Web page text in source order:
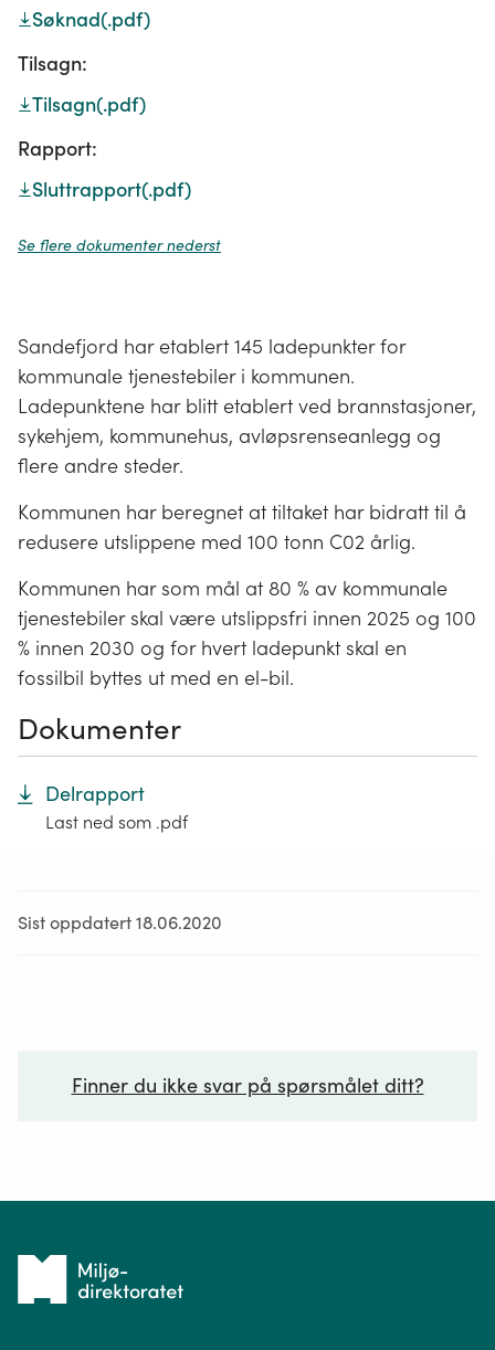
Søknad(.pdf)
Tilsagn:
Tilsagn(.pdf)
Rapport:
Sluttrapport(.pdf)
Se flere dokumenter nederst
Sandefjord har etablert 145 ladepunkter for
kommunale tjenestebiler i kommunen.
Ladepunktene har blitt etablert ved brannstasjoner,
sykehjem, kommunehus, avløpsrenseanlegg og
flere andre steder.
Kommunen har beregnet at tiltaket har bidratt til å
redusere utslippene med 100 tonn C02 årlig.
Kommunen har som mål at 80 % av kommunale
tjenestebiler skal være utslippsfri innen 2025 og 100
% innen 2030 og for hvert ladepunkt skal en
fossilbil byttes ut med en el-bil.
Dokumenter
Delrapport
Last ned som .pdf
Sist oppdatert 18.06.2020
Finner du ikke svar på spørsmålet ditt?
Tilbake